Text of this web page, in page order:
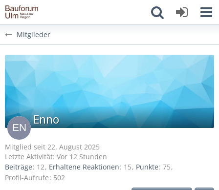
Mitglieder
Enno
Mitglied seit 22. August 2025
Letzte Aktivität: Vor 12 Stunden
Beiträge 12 Erhaltene Reaktionen 15 Punkte 75
Profil-Aufrufe 502